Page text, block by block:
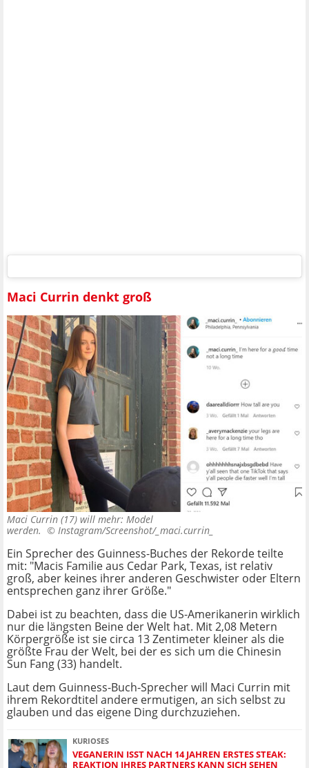
Maci Currin denkt groß
Maci Currin (17) will mehr: Model
werden. © Instagram/Screenshot/_maci.currin_
Ein Sprecher des Guinness-Buches der Rekorde teilte
mit: "Macis Familie aus Cedar Park, Texas, ist relativ
groß, aber keines ihrer anderen Geschwister oder Eltern
entsprechen ganz ihrer Größe."
Dabei ist zu beachten, dass die US-Amerikanerin wirklich
nur die längsten Beine der Welt hat. Mit 2,08 Metern
Körpergröße ist sie circa 13 Zentimeter kleiner als die
größte Frau der Welt, bei der es sich um die Chinesin
Sun Fang (33) handelt.
Laut dem Guinness-Buch-Sprecher will Maci Currin mit
ihrem Rekordtitel andere ermutigen, an sich selbst zu
glauben und das eigene Ding durchzuziehen.
KURIOSES
VEGANERIN ISST NACH 14 JAHREN ERSTES STEAK:
REAKTION IHRES PARTNERS KANN SICH SEHEN